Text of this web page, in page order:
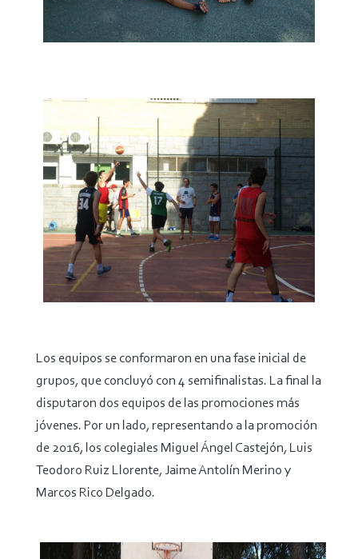
Los equipos se conformaron en una fase inicial de
grupos, que concluyó con 4 semifinalistas. La final la
disputaron dos equipos de las promociones más
jóvenes. Por un lado, representando a la promoción
de 2016, los colegiales Miguel Ángel Castejón, Luis
Teodoro Ruiz Llorente, Jaime Antolín Merino y
Marcos Rico Delgado.